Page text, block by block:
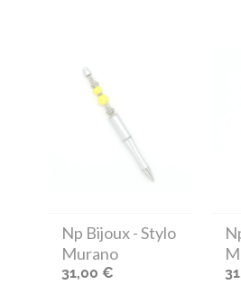
Np Bijoux- Stylo
Murano
31,00 €